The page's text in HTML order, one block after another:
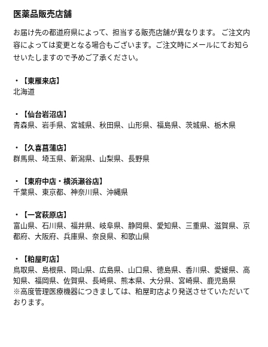
医薬品販売店舗
お届け先の都道府県によって、担当する販売店舗が異なります。 ご注文内
容によっては変更となる場合もございます。ご注文時にメールにてお知ら
せいたしますので予めご了承ください。
【東雁来店】
北海道
【仙台岩沼店】
青森県、岩手県、宮城県、秋田県、山形県、福島県、茨城県、栃木県
【久喜菖蒲店】
群馬県、埼玉県、新潟県、山梨県、長野県
【東府中店・横浜瀬谷店】
千葉県、東京都、神奈川県、沖縄県
【一宮萩原店】
富山県、石川県、福井県、岐阜県、静岡県、愛知県、三重県、滋賀県、京
都府、大阪府、兵庫県、奈良県、和歌山県
【粕屋町店】
鳥取県、島根県、岡山県、広島県、山口県、徳島県、香川県、愛媛県、高
知県、福岡県、佐賀県、長崎県、熊本県、大分県、宮崎県、鹿児島県
※高度管理医療機器につきましては、粕屋町店より発送させていただいて
おります。